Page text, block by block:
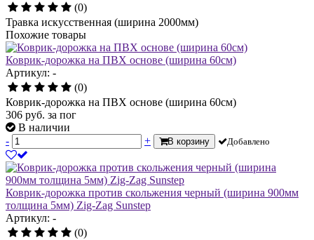
(0)
Травка искусственная (ширина 2000мм)
Похожие товары
Коврик-дорожка на ПВХ основе (ширина 60см)
Артикул: -
(0)
Коврик-дорожка на ПВХ основе (ширина 60см)
306 руб. за пог
В наличии
-
+ В корзину Добавлено
Коврик-дорожка против скольжения черный (ширина 900мм
толщина 5мм) Zig-Zag Sunstep
Артикул: -
(0)